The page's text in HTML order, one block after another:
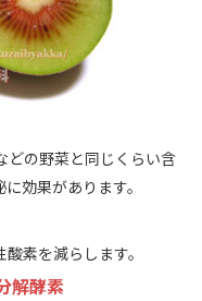
の野菜と同じくらい含
効果があります。
素を減らします。
解酵素